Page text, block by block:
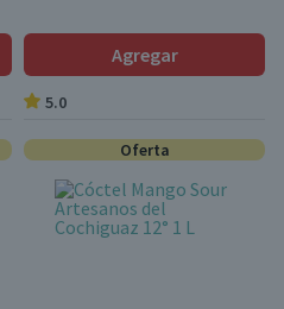
Agregar
5.0
Oferta